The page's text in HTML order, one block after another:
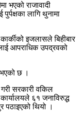
भएको राजावादी
लागि थुनामा
इजलासले बिहीबार
आपराधिक उपद्रवको
छ ।
सरकारी वकिल
६१ जनाविरुद्ध
पठाइएको थियो ।